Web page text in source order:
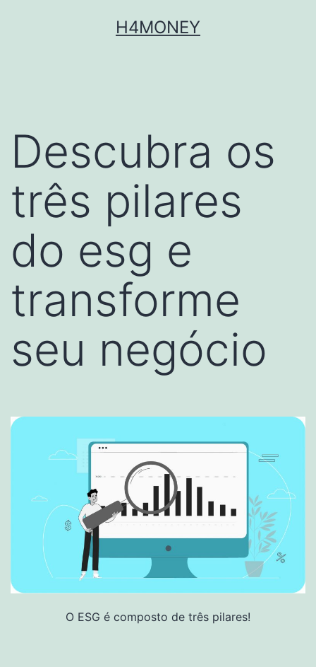
H4MONEY
Descubra os
três pilares
do esg e
transforme
seu negócio
O ESG é composto de três pilares!